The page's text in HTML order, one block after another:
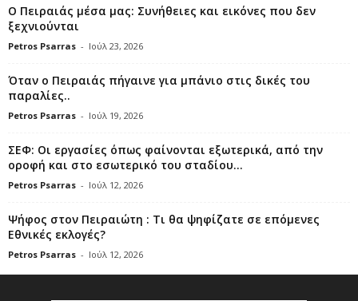
Ο Πειραιάς μέσα μας: Συνήθειες και εικόνες που δεν
ξεχνιούνται
Petros Psarras - Ιούλ 23, 2026
Όταν ο Πειραιάς πήγαινε για μπάνιο στις δικές του
παραλίες..
Petros Psarras - Ιούλ 19, 2026
ΣΕΦ: Οι εργασίες όπως φαίνονται εξωτερικά, από την
οροφή και στο εσωτερικό του σταδίου...
Petros Psarras - Ιούλ 12, 2026
Ψήφος στον Πειραιώτη : Τι θα ψηφίζατε σε επόμενες
Εθνικές εκλογές?
Petros Psarras - Ιούλ 12, 2026